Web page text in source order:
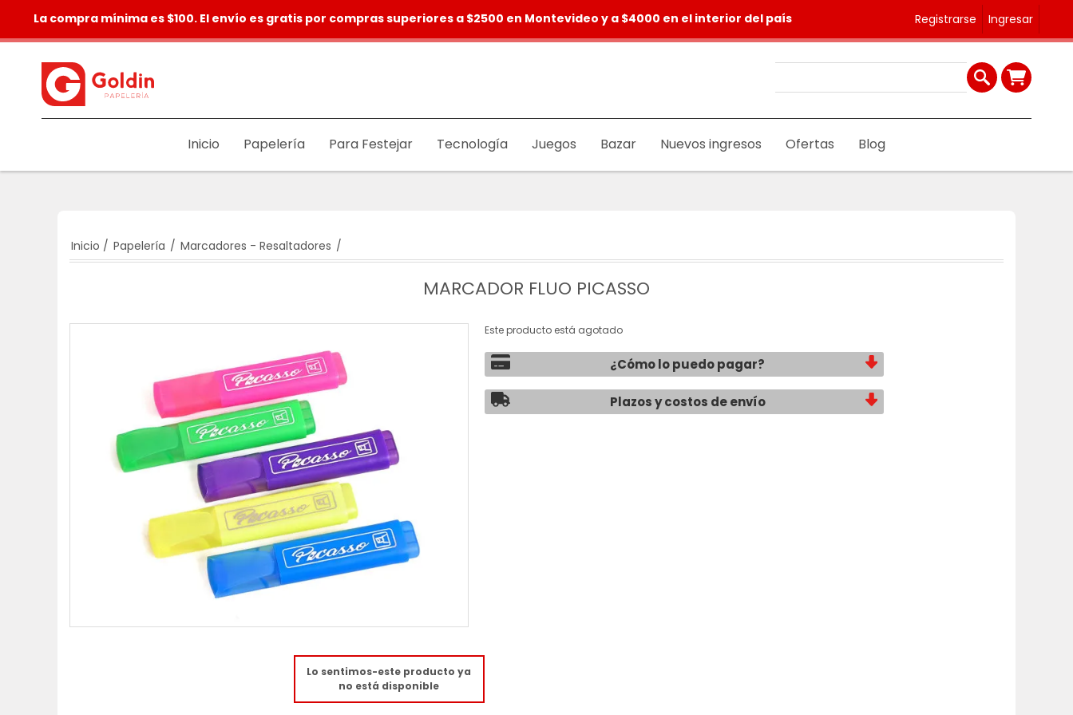
Registrarse Ingresar
La compra mínima es $100. El envío es gratis por compras superiores a $2500 en Montevideo y a $4000 en el interior del país
Inicio Papelería Para Festejar Tecnología Juegos Bazar Nuevos ingresos Ofertas Blog
Inicio / Papelería / Marcadores - Resaltadores /
MARCADOR FLUO PICASSO
Lo sentimos-este producto ya
no está disponible
Este producto está agotado
¿Cómo lo puedo pagar?
Plazos y costos de envío